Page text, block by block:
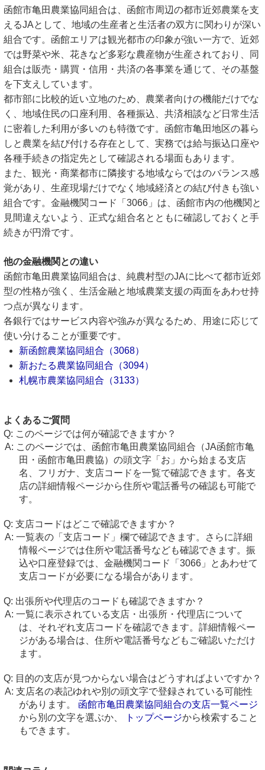
函館市亀田農業協同組合は、函館市周辺の都市近郊農業を支
えるJAとして、地域の生産者と生活者の双方に関わりが深い
組合です。函館エリアは観光都市の印象が強い一方で、近郊
では野菜や米、花きなど多彩な農産物が生産されており、同
組合は販売・購買・信用・共済の各事業を通じて、その基盤
を下支えしています。
都市部に比較的近い立地のため、農業者向けの機能だけでな
く、地域住民の口座利用、各種振込、共済相談など日常生活
に密着した利用が多いのも特徴です。函館市亀田地区の暮ら
しと農業を結び付ける存在として、実務では給与振込口座や
各種手続きの指定先として確認される場面もあります。
また、観光・商業都市に隣接する地域ならではのバランス感
覚があり、生産現場だけでなく地域経済との結び付きも強い
組合です。金融機関コード「3066」は、函館市内の他機関と
見間違えないよう、正式な組合名とともに確認しておくと手
続きが円滑です。
他の金融機関との違い
函館市亀田農業協同組合は、純農村型のJAに比べて都市近郊
型の性格が強く、生活金融と地域農業支援の両面をあわせ持
つ点が異なります。
各銀行ではサービス内容や強みが異なるため、用途に応じて
使い分けることが重要です。
新函館農業協同組合（3068）
新おたる農業協同組合（3094）
札幌市農業協同組合（3133）
よくあるご質問
このページでは何が確認できますか？
このページでは、函館市亀田農業協同組合（JA函館市亀
田・函館市亀田農協）の頭文字「お」から始まる支店
名、フリガナ、支店コードを一覧で確認できます。各支
店の詳細情報ページから住所や電話番号の確認も可能で
す。
支店コードはどこで確認できますか？
一覧表の「支店コード」欄で確認できます。さらに詳細
情報ページでは住所や電話番号なども確認できます。振
込や口座登録では、金融機関コード「3066」とあわせて
支店コードが必要になる場合があります。
出張所や代理店のコードも確認できますか？
一覧に表示されている支店・出張所・代理店について
は、それぞれ支店コードを確認できます。詳細情報ペー
ジがある場合は、住所や電話番号などもご確認いただけ
ます。
目的の支店が見つからない場合はどうすればよいですか？
支店名の表記ゆれや別の頭文字で登録されている可能性
があります。 函館市亀田農業協同組合の支店一覧ページ
から別の文字を選ぶか、
トップページから検索すること
もできます。